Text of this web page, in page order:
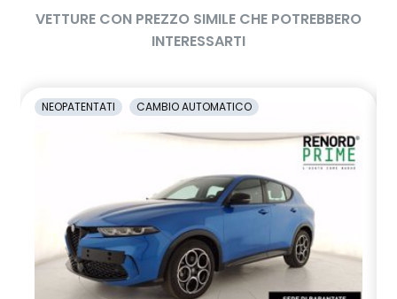
VETTURE CON PREZZO SIMILE CHE POTREBBERO
INTERESSARTI
NEOPATENTATI CAMBIO AUTOMATICO